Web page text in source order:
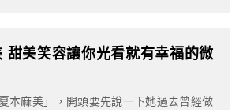
甜美笑容讓你光看就有幸福的微
本麻美」，開頭要先說一下她過去曾經做